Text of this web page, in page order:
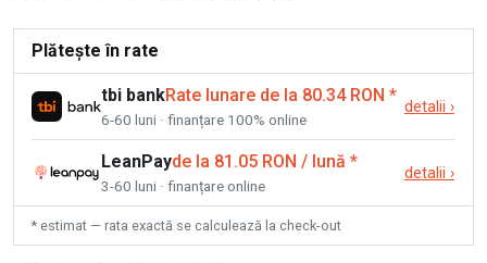
Plătește în rate
tbi bankRate lunare de la 80.34 RON *
6-60 luni · finanțare 100% online
detalii ›
LeanPayde la 81.05 RON / lună *
3-60 luni · finanțare online
detalii ›
* estimat — rata exactă se calculează la check-out